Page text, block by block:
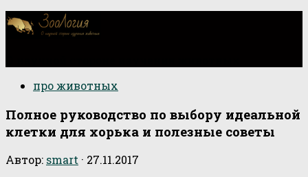
про животных
Полное руководство по выбору идеальной
клетки для хорька и полезные советы
Автор: smart · 27.11.2017